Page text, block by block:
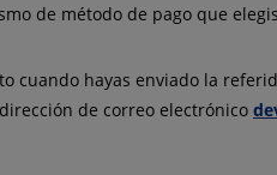
de método de pago que
cuando hayas enviado la
de correo electrónico